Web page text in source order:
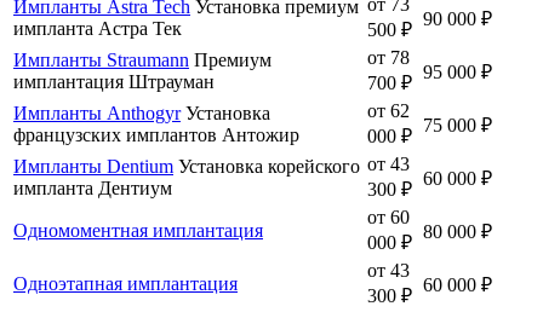
Импланты Astra Tech Установка премиум
импланта Астра Тек
от 73
500 ₽
90 000 ₽
Импланты Straumann Премиум
имплантация Штрауман
от 78
700 ₽
95 000 ₽
Импланты Anthogyr Установка
французских имплантов Антожир
от 62
000 ₽
75 000 ₽
Импланты Dentium Установка корейского
импланта Дентиум
от 43
300 ₽
60 000 ₽
Одномоментная имплантация
от 60
000 ₽
80 000 ₽
Одноэтапная имплантация
от 43
300 ₽
60 000 ₽